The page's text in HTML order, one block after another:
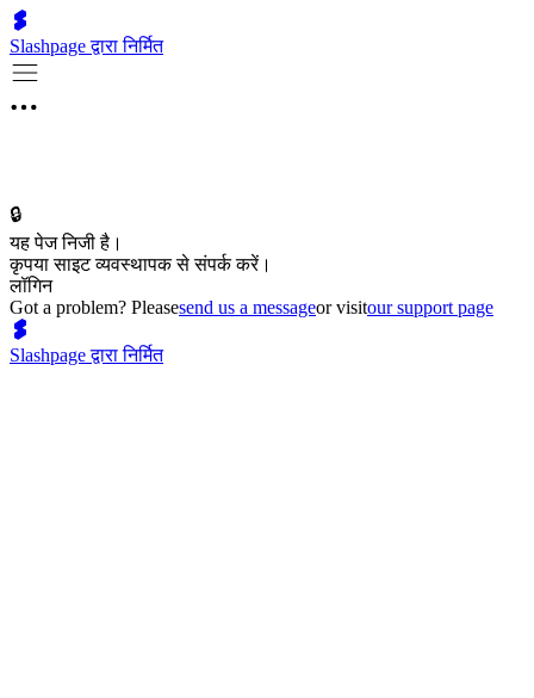
Slashpage द्वारा निर्मित
🔒
यह पेज निजी है।
कृपया साइट व्यवस्थापक से संपर्क करें।
लॉगिन
Got a problem? Pleasesend us a messageor visitour support page
Slashpage द्वारा निर्मित